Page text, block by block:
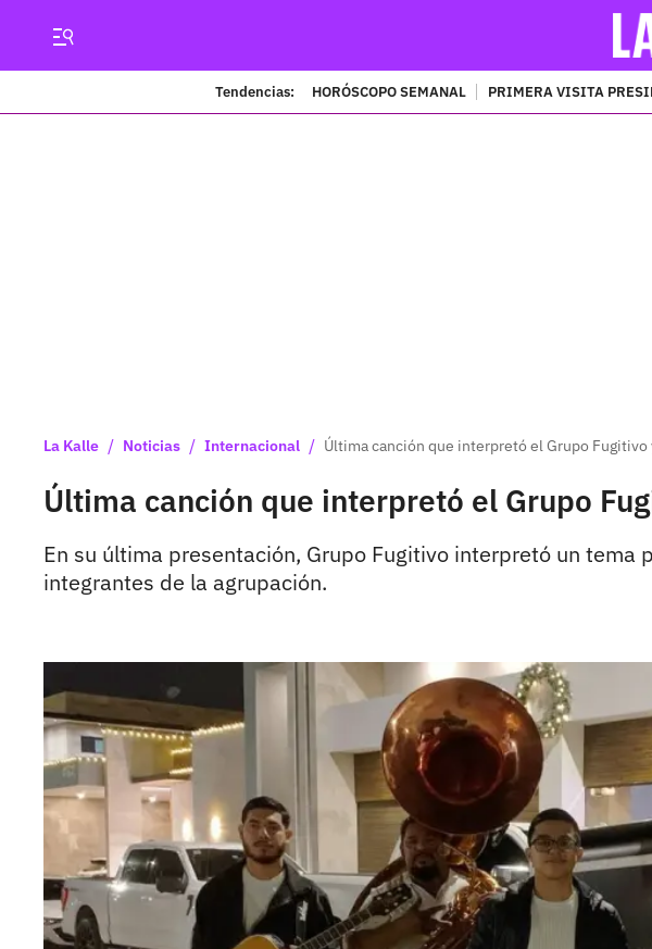
Tendencias: HORÓSCOPO SEMANAL PRIMERA VISITA
La Kalle / Noticias / Internacional / Última canción que interpretó el Grupo
Última canción que interpretó el Grupo
En su última presentación, Grupo Fugitivo interpretó un
integrantes de la agrupación.